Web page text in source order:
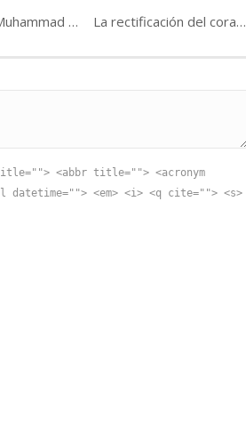
El Profeta Muhammad visto por los Orientalistas. La rectificación del corazón .
<abbr title=""> <acronym
<em> <i> <q cite=""> <s>